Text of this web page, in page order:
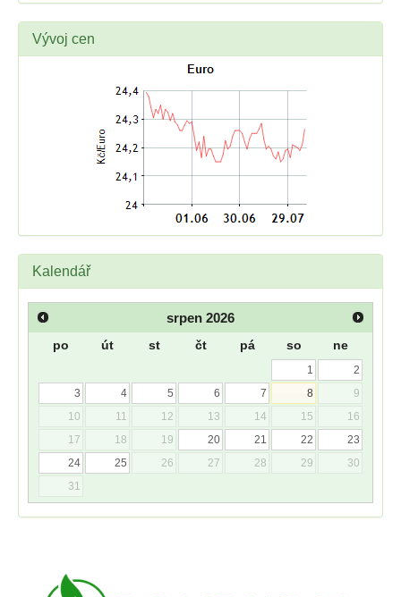
Vývoj cen
Kalendář
srpen 2026
po út st čt pá so ne
1
2
3
4 5 6 7 8
9
10
11 12 13 14 15
16
17
18 19 20 21 22
23
24
25 26 27 28 29
30
31